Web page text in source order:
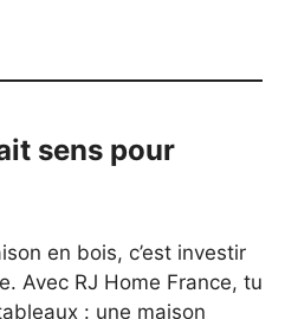
sens pour
en bois, c’est investir
Avec RJ Home France, tu
: une maison